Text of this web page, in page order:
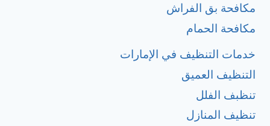
مكافحة بق الفراش
مكافحة الحمام
خدمات التنظيف في الإمارات
التنظيف العميق
تنظبف الفلل
تنظيف المنازل